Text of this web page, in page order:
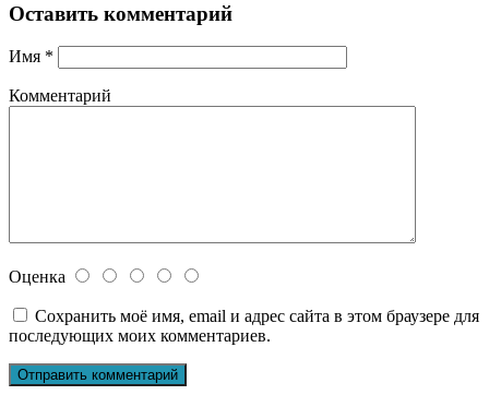
Оставить комментарий
Имя *
Комментарий
Оценка
Сохранить моё имя, email и адрес сайта в этом браузере для
последующих моих комментариев.